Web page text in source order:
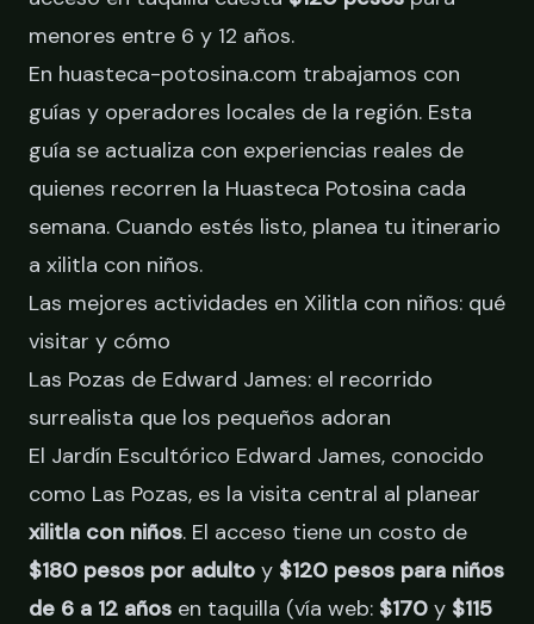
menores entre 6 y 12 años.
En huasteca-potosina.com trabajamos con
guías y operadores locales de la región. Esta
guía se actualiza con experiencias reales de
quienes recorren la Huasteca Potosina cada
semana. Cuando estés listo, planea tu itinerario
a xilitla con niños.
Las mejores actividades en Xilitla con niños: qué
visitar y cómo
Las Pozas de Edward James: el recorrido
surrealista que los pequeños adoran
El Jardín Escultórico Edward James, conocido
como Las Pozas, es la visita central al planear
xilitla con niños. El acceso tiene un costo de
$180 pesos por adulto y $120 pesos para niños
de 6 a 12 años en taquilla (vía web: $170 y $115